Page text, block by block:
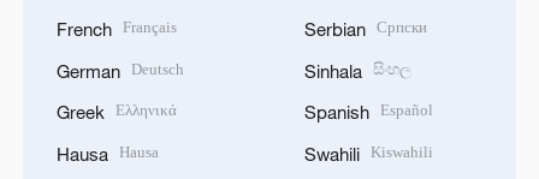
French Français
German Deutsch
Greek Ελληνικά
Hausa Hausa
Serbian Српски
Sinhala සිංහල
Spanish Español
Swahili Kiswahili